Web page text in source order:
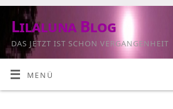
Lilaluna Blog
DAS JETZT IST SCHON VERGANGENHEIT
MENÜ